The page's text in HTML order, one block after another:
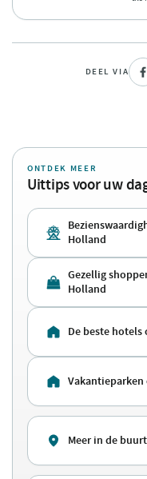
DEEL VIA
ONTDEK MEER
Uittips voor uw
Holland
Gezellig
Holland
De beste
Meer in de